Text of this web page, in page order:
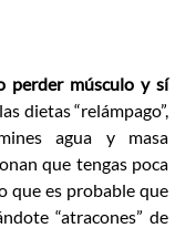
perder músculo y sí
dietas “relámpago”,
agua y masa
que tengas poca
que es probable que
“atracones” de